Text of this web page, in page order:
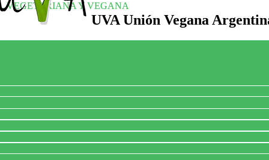
VEGETARIANA Y VEGANA
UVA Unión Vegana